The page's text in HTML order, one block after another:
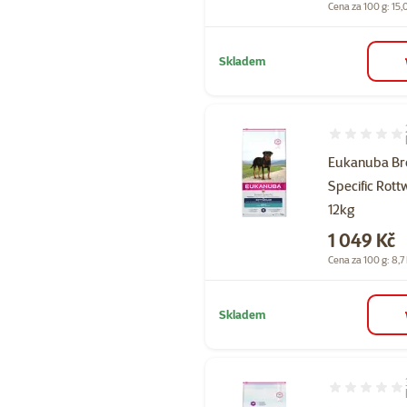
Cena za 100 g:
Skladem
Eukanuba
Specific
12kg
Hodnocení
Cena
1 049 Kč
Cena za 100 g: 8,7
Skladem
Hodnocení